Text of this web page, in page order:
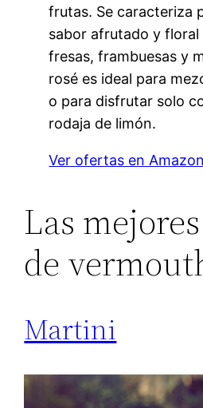
frutas. Se caracteriza
sabor afrutado y
fresas, frambuesas y
rosé es ideal para
o para disfrutar solo
rodaja de limón.
Ver ofertas en Amazon
Las
de
Martini